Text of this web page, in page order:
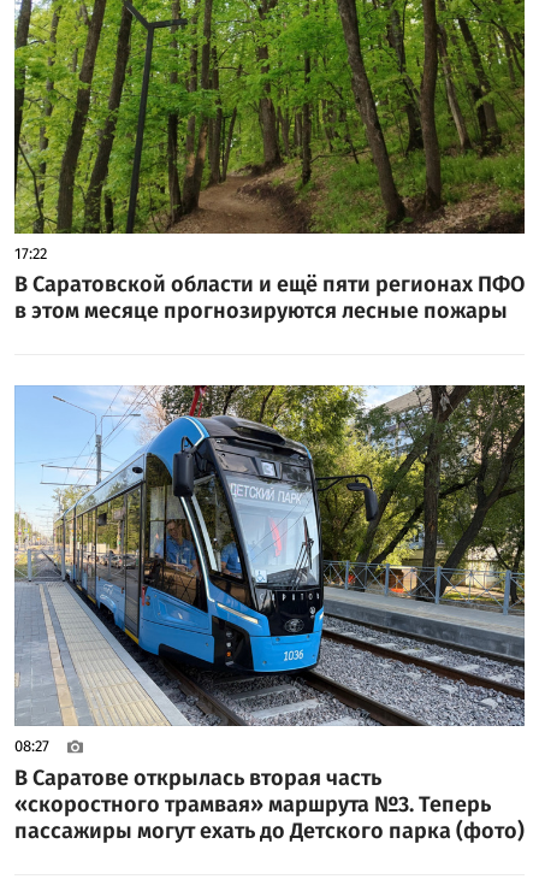
17:22
В Саратовской области и ещё пяти регионах ПФО
в этом месяце прогнозируются лесные пожары
08:27
В Саратове открылась вторая часть
«скоростного трамвая» маршрута №3. Теперь
пассажиры могут ехать до Детского парка (фото)